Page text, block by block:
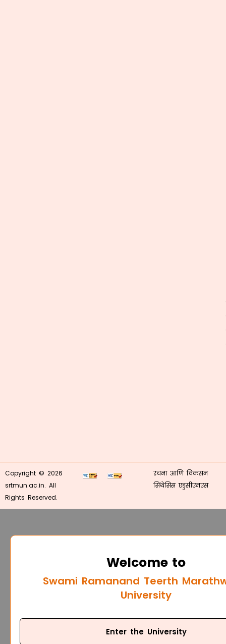
Copyright © 2026
srtmun.ac.in. All
Rights Reserved.
रचना आणि विकसन
सिंथेसिस एडुसीएमएस
Welcome to
Swami Ramanand Teerth
University
Enter the University